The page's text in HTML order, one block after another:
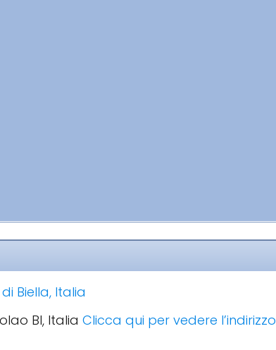
Biella, Italia
BI, Italia Clicca qui per vedere l’indirizzo